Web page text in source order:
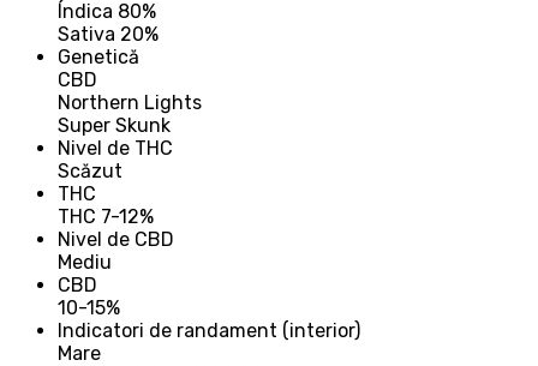
Índica 80%
Sativa 20%
Genetică
CBD
Northern Lights
Super Skunk
Nivel de THC
Scăzut
THC
THC 7-12%
Nivel de CBD
Mediu
CBD
10-15%
Indicatori de randament (interior)
Mare